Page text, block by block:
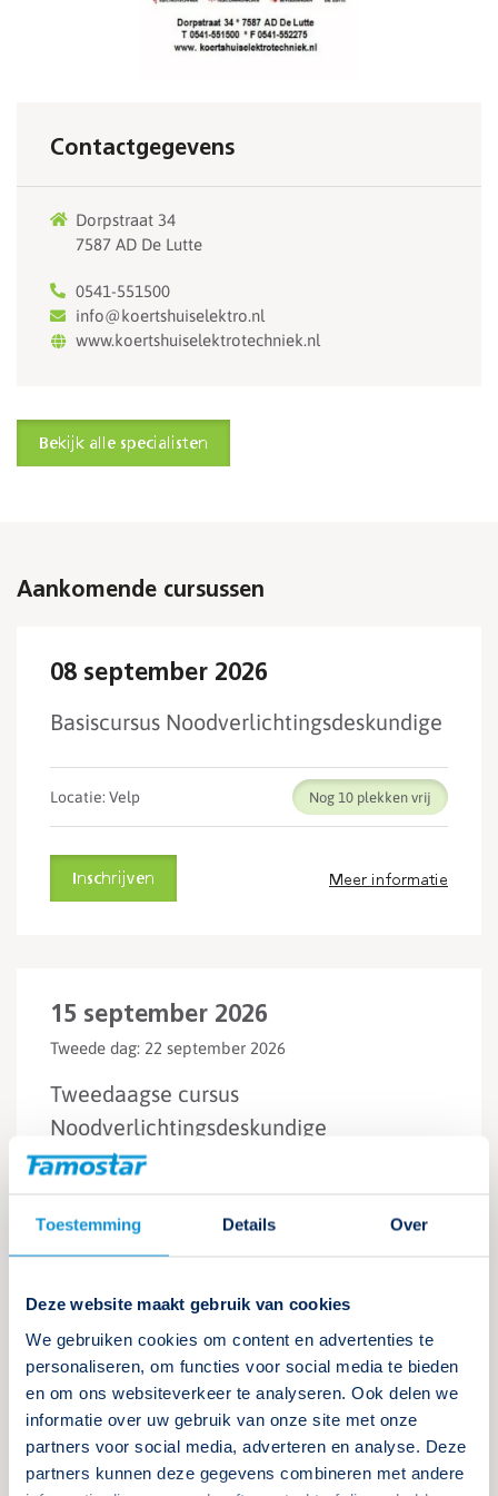
Toestemming Details Over
Deze website maakt gebruik van cookies
We gebruiken cookies om content en advertenties te
personaliseren, om functies voor social media te bieden
en om ons websiteverkeer te analyseren. Ook delen we
informatie over uw gebruik van onze site met onze
partners voor social media, adverteren en analyse. Deze
partners kunnen deze gegevens combineren met andere
Contactgegevens
Dorpstraat 34
7587 AD De Lutte
0541-551500
info@koertshuiselektro.nl
www.koertshuiselektrotechniek.nl
Bekijk alle specialisten
Aankomende cursussen
08 september 2026
Basiscursus Noodverlichtingsdeskundige
Locatie: Velp Nog 10
Inschrijven Meer informatie
15 september 2026
Tweede dag: 22 september 2026
Tweedaagse cursus
Noodverlichtingsdeskundige
15 september 2026
Tweede dag: 22 september 2026
Derde dag: 29 september 2026